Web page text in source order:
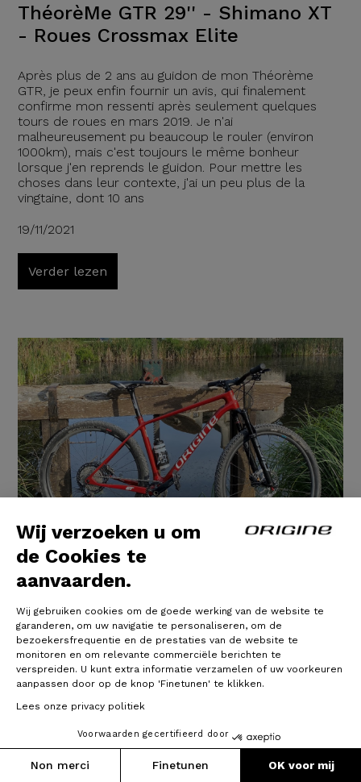
Wij verzoeken u om
de Cookies te
aanvaarden.
Wij gebruiken cookies om de goede werking van de website te
garanderen, om uw navigatie te personaliseren, om de
bezoekersfrequentie en de prestaties van de website te
monitoren en om relevante commerciële berichten te
verspreiden. U kunt extra informatie verzamelen of uw voorkeuren
aanpassen door op de knop 'Finetunen' te klikken.
Lees onze privacy politiek
Voorwaarden gecertifieerd door
Non merci Finetunen OK voor mij
ThéorèMe GTR 29'' - Shimano XT
- Roues Crossmax Elite
Après plus de 2 ans au guidon de mon Théorème
GTR, je peux enfin fournir un avis, qui finalement
confirme mon ressenti après seulement quelques
tours de roues en mars 2019. Je n'ai
malheureusement pu beaucoup le rouler (environ
1000km), mais c'est toujours le même bonheur
lorsque j'en reprends le guidon. Pour mettre les
choses dans leur contexte, j'ai un peu plus de la
vingtaine, dont 10 ans
19/11/2021
Verder lezen
Théorème GT - Shimano SLX -
Roues Shimano XT
VTT très facile à piloter, maniable et très agréable.
Confort relativement bon pour un semi-rigide, malgré
le carbone.
Très satisfait de mon choix ; dispo conforme aux
prévisions.
couleur (Orange Shakir).
Réception du VTT à l'usine directement ; réglage
précis sur place.